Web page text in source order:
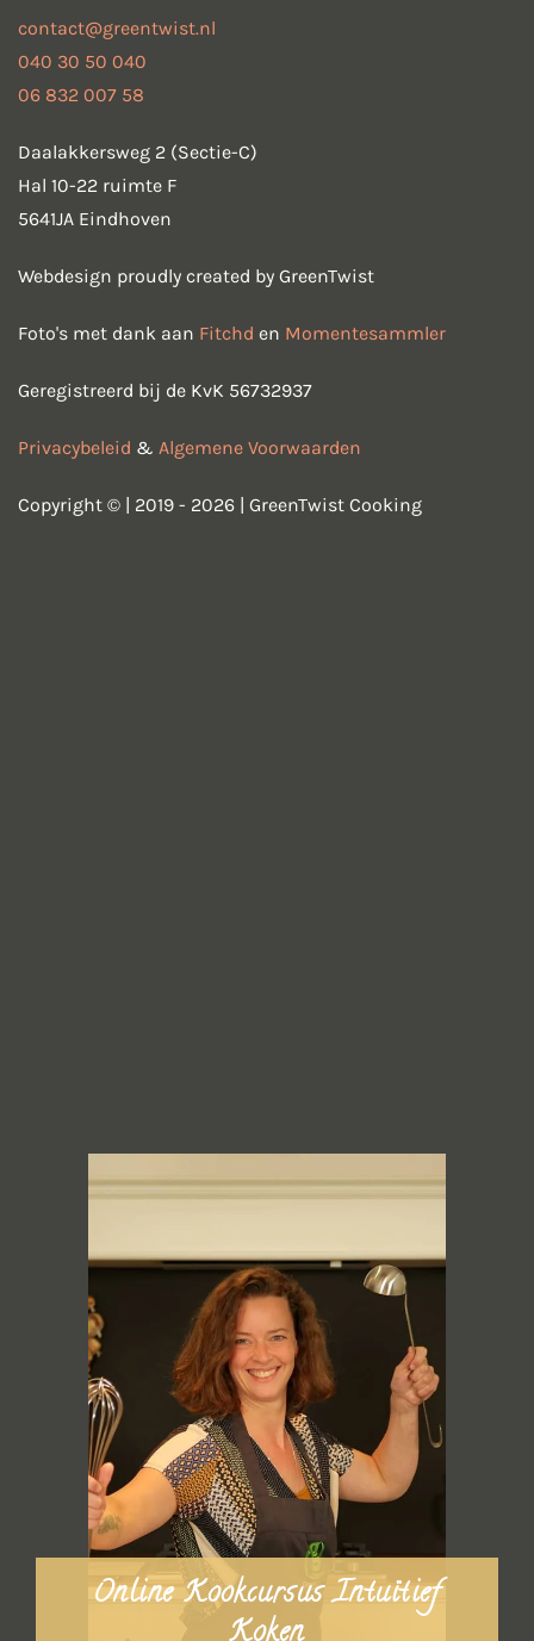
contact@greentwist.nl
040 30 50 040
06 832 007 58
Daalakkersweg 2 (Sectie-C)
Hal 10-22 ruimte F
5641JA Eindhoven
Webdesign proudly created by GreenTwist
Foto's met dank aan Fitchd en Momentesammler
Geregistreerd bij de KvK 56732937
Privacybeleid & Algemene Voorwaarden
Copyright © | 2019 - 2026 | GreenTwist Cooking
Online Kookcursus Intuïtief